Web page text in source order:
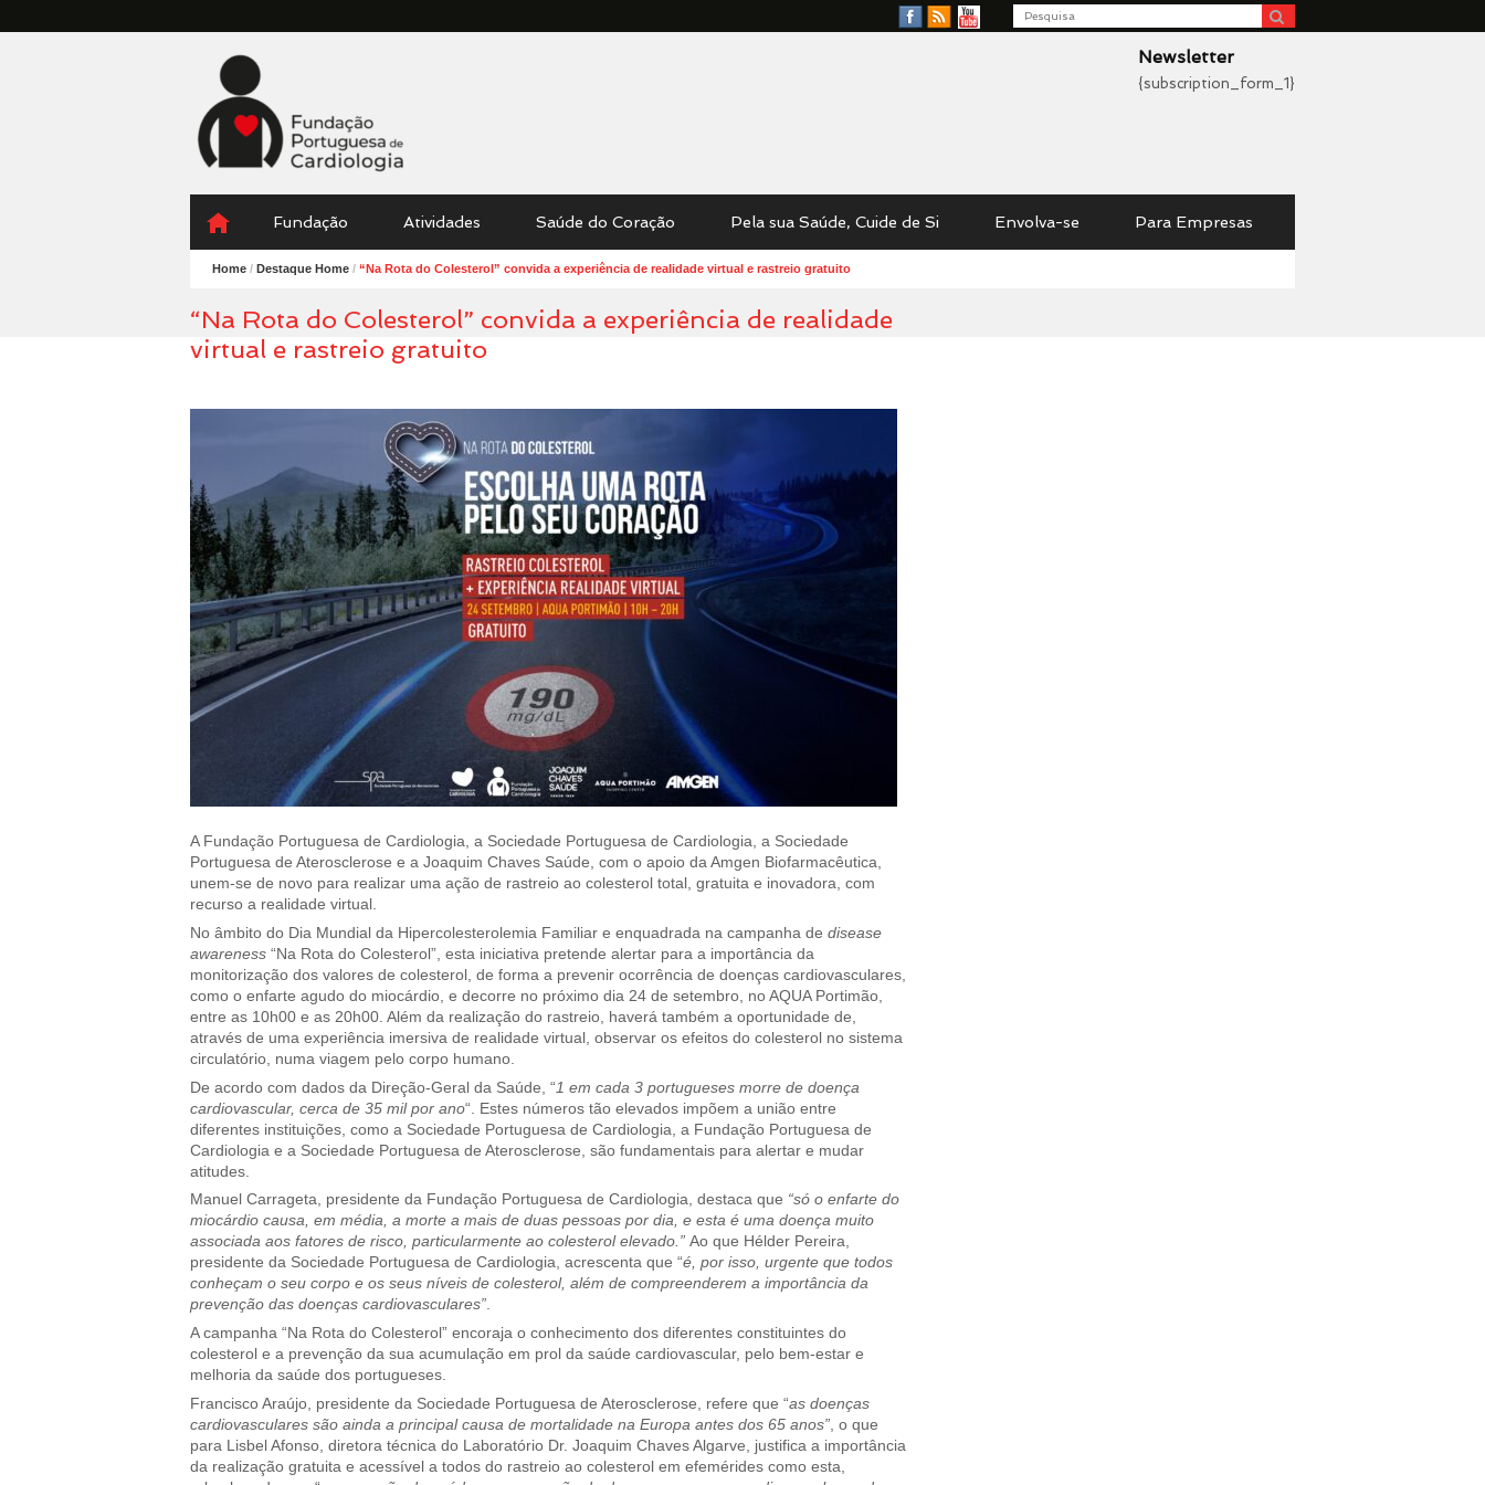
Facebook
RSS
YouTube
Search
Fundação
Portuguesa
Cardiologia
Newsletter
{subscription_form_1}
Menu
content
Fundação Atividades Saúde do Coração Pela sua Saúde, Cuide de Si Envolva-se Para Empresas
Home / Destaque Home / “Na Rota do Colesterol” convida a experiência de realidade virtual e rastreio gratuito
“Na Rota do Colesterol” convida a experiência de realidade
virtual e rastreio gratuito
A Fundação Portuguesa de Cardiologia, a Sociedade Portuguesa de Cardiologia, a Sociedade
Portuguesa de Aterosclerose e a Joaquim Chaves Saúde, com o apoio da Amgen Biofarmacêutica,
unem-se de novo para realizar uma ação de rastreio ao colesterol total, gratuita e inovadora, com
recurso a realidade virtual.
No âmbito do Dia Mundial da Hipercolesterolemia Familiar e enquadrada na campanha de disease
awareness “Na Rota do Colesterol”, esta iniciativa pretende alertar para a importância da
monitorização dos valores de colesterol, de forma a prevenir ocorrência de doenças cardiovasculares,
como o enfarte agudo do miocárdio, e decorre no próximo dia 24 de setembro, no AQUA Portimão,
entre as 10h00 e as 20h00. Além da realização do rastreio, haverá também a oportunidade de,
através de uma experiência imersiva de realidade virtual, observar os efeitos do colesterol no sistema
circulatório, numa viagem pelo corpo humano.
De acordo com dados da Direção-Geral da Saúde, “ 1 em cada 3 portugueses morre de doença
cardiovascular, cerca de 35 mil por ano“. Estes números tão elevados impõem a união entre
diferentes instituições, como a Sociedade Portuguesa de Cardiologia, a Fundação Portuguesa de
Cardiologia e a Sociedade Portuguesa de Aterosclerose, são fundamentais para alertar e mudar
atitudes.
Manuel Carrageta, presidente da Fundação Portuguesa de Cardiologia, destaca que “só o enfarte do
miocárdio causa, em média, a morte a mais de duas pessoas por dia, e esta é uma doença muito
associada aos fatores de risco, particularmente ao colesterol elevado.” Ao que Hélder Pereira,
presidente da Sociedade Portuguesa de Cardiologia, acrescenta que “é, por isso, urgente que todos
conheçam o seu corpo e os seus níveis de colesterol, além de compreenderem a importância da
prevenção das doenças cardiovasculares”.
A campanha “Na Rota do Colesterol” encoraja o conhecimento dos diferentes constituintes do
colesterol e a prevenção da sua acumulação em prol da saúde cardiovascular, pelo bem-estar e
melhoria da saúde dos portugueses.
Francisco Araújo, presidente da Sociedade Portuguesa de Aterosclerose, refere que “as doenças
cardiovasculares são ainda a principal causa de mortalidade na Europa antes dos 65 anos” , o que
para Lisbel Afonso, diretora técnica do Laboratório Dr. Joaquim Chaves Algarve, justifica a importância
da realização gratuita e acessível a todos do rastreio ao colesterol em efemérides como esta,